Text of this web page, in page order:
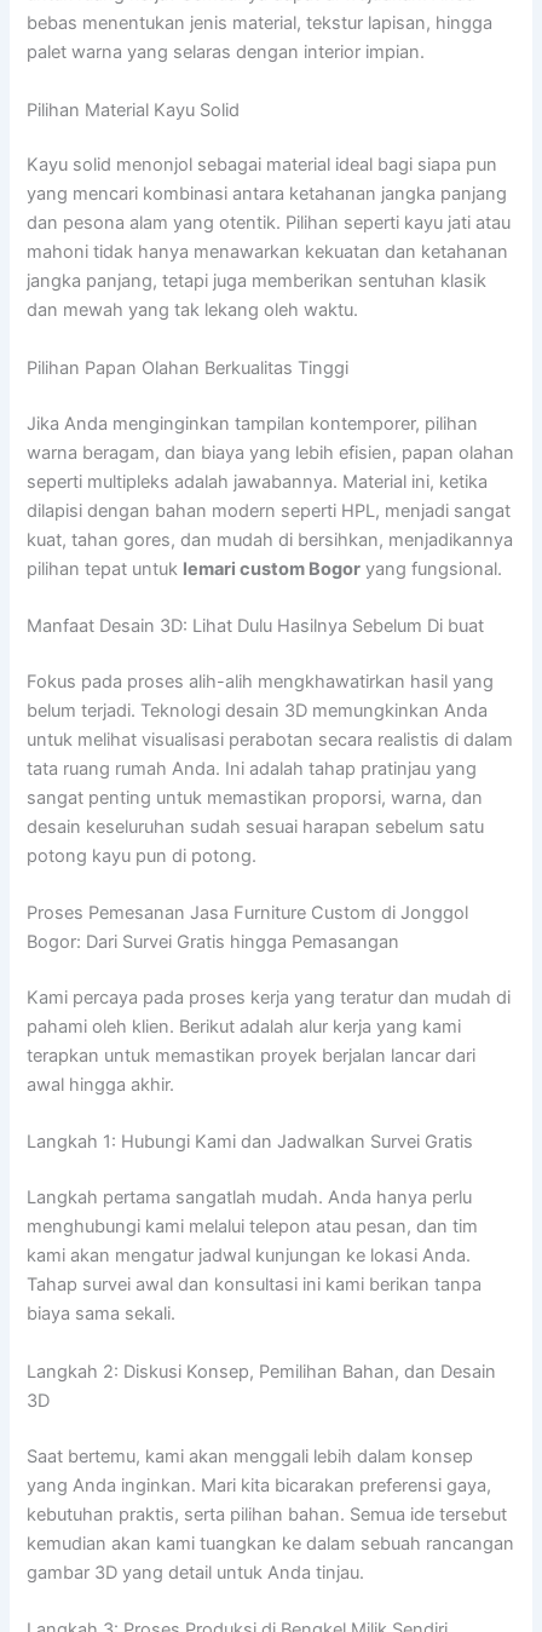
bebas menentukan jenis material, tekstur lapisan, hingga
palet warna yang selaras dengan interior impian.
Pilihan Material Kayu Solid
Kayu solid menonjol sebagai material ideal bagi siapa pun
yang mencari kombinasi antara ketahanan jangka panjang
dan pesona alam yang otentik. Pilihan seperti kayu jati atau
mahoni tidak hanya menawarkan kekuatan dan ketahanan
jangka panjang, tetapi juga memberikan sentuhan klasik
dan mewah yang tak lekang oleh waktu.
Pilihan Papan Olahan Berkualitas Tinggi
Jika Anda menginginkan tampilan kontemporer, pilihan
warna beragam, dan biaya yang lebih efisien, papan olahan
seperti multipleks adalah jawabannya. Material ini, ketika
dilapisi dengan bahan modern seperti HPL, menjadi sangat
kuat, tahan gores, dan mudah di bersihkan, menjadikannya
pilihan tepat untuk lemari custom Bogor yang fungsional.
Manfaat Desain 3D: Lihat Dulu Hasilnya Sebelum Di buat
Fokus pada proses alih-alih mengkhawatirkan hasil yang
belum terjadi. Teknologi desain 3D memungkinkan Anda
untuk melihat visualisasi perabotan secara realistis di dalam
tata ruang rumah Anda. Ini adalah tahap pratinjau yang
sangat penting untuk memastikan proporsi, warna, dan
desain keseluruhan sudah sesuai harapan sebelum satu
potong kayu pun di potong.
Proses Pemesanan Jasa Furniture Custom di Jonggol
Bogor: Dari Survei Gratis hingga Pemasangan
Kami percaya pada proses kerja yang teratur dan mudah di
pahami oleh klien. Berikut adalah alur kerja yang kami
terapkan untuk memastikan proyek berjalan lancar dari
awal hingga akhir.
Langkah 1: Hubungi Kami dan Jadwalkan Survei Gratis
Langkah pertama sangatlah mudah. Anda hanya perlu
menghubungi kami melalui telepon atau pesan, dan tim
kami akan mengatur jadwal kunjungan ke lokasi Anda.
Tahap survei awal dan konsultasi ini kami berikan tanpa
biaya sama sekali.
Langkah 2: Diskusi Konsep, Pemilihan Bahan, dan Desain
3D
Saat bertemu, kami akan menggali lebih dalam konsep
yang Anda inginkan. Mari kita bicarakan preferensi gaya,
kebutuhan praktis, serta pilihan bahan. Semua ide tersebut
kemudian akan kami tuangkan ke dalam sebuah rancangan
gambar 3D yang detail untuk Anda tinjau.